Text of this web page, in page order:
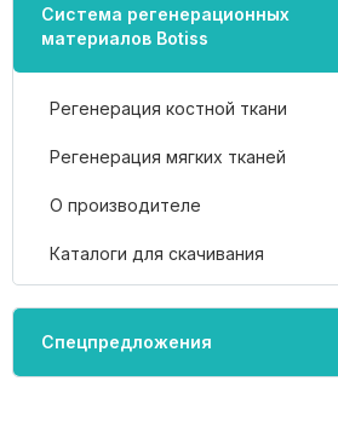
Система регенерационных
материалов Botiss
Регенерация костной ткани
Регенерация мягких тканей
О производителе
Каталоги для скачивания
Спецпредложения